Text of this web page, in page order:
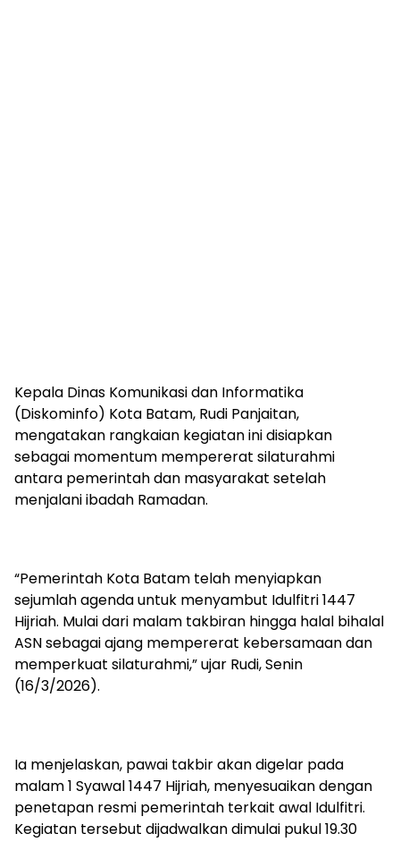
Kepala Dinas Komunikasi dan Informatika
(Diskominfo) Kota Batam, Rudi Panjaitan,
mengatakan rangkaian kegiatan ini disiapkan
sebagai momentum mempererat silaturahmi
antara pemerintah dan masyarakat setelah
menjalani ibadah Ramadan.
“Pemerintah Kota Batam telah menyiapkan
sejumlah agenda untuk menyambut Idulfitri 1447
Hijriah. Mulai dari malam takbiran hingga halal bihalal
ASN sebagai ajang mempererat kebersamaan dan
memperkuat silaturahmi,” ujar Rudi, Senin
(16/3/2026).
Ia menjelaskan, pawai takbir akan digelar pada
malam 1 Syawal 1447 Hijriah, menyesuaikan dengan
penetapan resmi pemerintah terkait awal Idulfitri.
Kegiatan tersebut dijadwalkan dimulai pukul 19.30